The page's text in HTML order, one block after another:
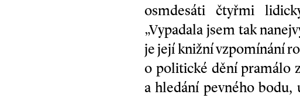
osmdesáti čtyřmi
„Vypadala jsem tak
je její knižní vzpomínání
o politické dění pramálo
a hledání pevného